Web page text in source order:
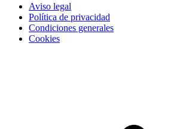
Aviso legal
Política de privacidad
Condiciones generales
Cookies